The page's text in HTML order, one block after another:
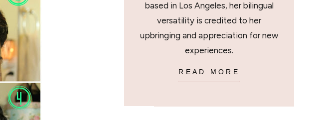
based in Los Angeles, her bilingual
versatility is credited to her
upbringing and appreciation for new
experiences.
READ MORE